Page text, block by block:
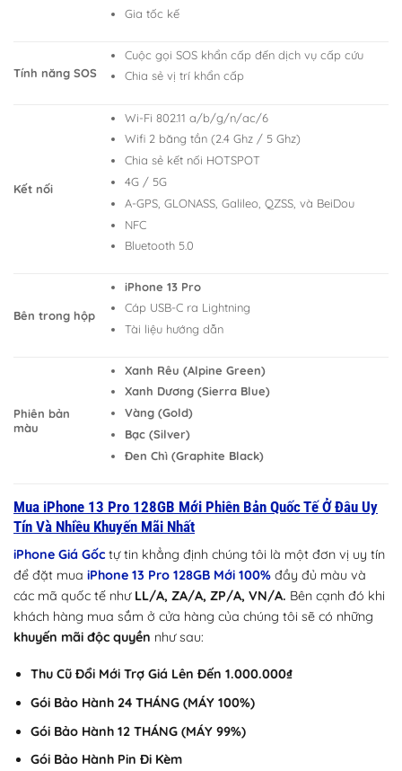
Gia tốc kế
Tính năng SOS
Cuộc gọi SOS khẩn cấp đến dịch vụ cấp cứu
Chia sẻ vị trí khẩn cấp
Kết nối
Wi-Fi 802.11 a/b/g/n/ac/6
Wifi 2 băng tần (2.4 Ghz / 5 Ghz)
Chia sẻ kết nối HOTSPOT
4G / 5G
A-GPS, GLONASS, Galileo, QZSS, và BeiDou
NFC
Bluetooth 5.0
Bên trong hộp
iPhone 13 Pro
Cáp USB-C ra Lightning
Tài liệu hướng dẫn
Phiên bản
màu
Xanh Rêu (Alpine Green)
Xanh Dương (Sierra Blue)
Vàng (Gold)
Bạc (Silver)
Đen Chì (Graphite Black)
Mua iPhone 13 Pro 128GB Mới Phiên Bản Quốc Tế Ở Đâu Uy
Tín Và Nhiều Khuyến Mãi Nhất
iPhone Giá Gốc tự tin khẳng định chúng tôi là một đơn vị uy tín
để đặt mua iPhone 13 Pro 128GB Mới 100% đầy đủ màu và
các mã quốc tế như LL/A, ZA/A, ZP/A, VN/A. Bên cạnh đó khi
khách hàng mua sắm ở cửa hàng của chúng tôi sẽ có những
khuyến mãi độc quyền như sau:
Thu Cũ Đổi Mới Trợ Giá Lên Đến 1.000.000₫
Gói Bảo Hành 24 THÁNG (MÁY 100%)
Gói Bảo Hành 12 THÁNG (MÁY 99%)
Gói Bảo Hành Pin Đi Kèm